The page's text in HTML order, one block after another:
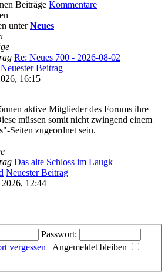
Kommentare
unterNeues
Re: Neues 700 - 2026-08-02
Neuester Beitrag
16:15
aktive Mitglieder des Forums ihre
müssen somit nicht zwingend einem
Seiten zugeordnet sein.
Das alte Schloss im Laugk
Neuester Beitrag
12:44
Passwort:
vergessen | Angemeldet bleiben